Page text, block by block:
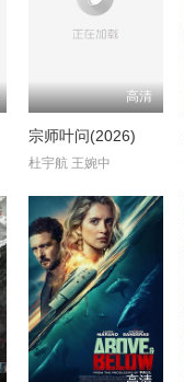
高清
宗师叶问(2026)
杜宇航 王婉中